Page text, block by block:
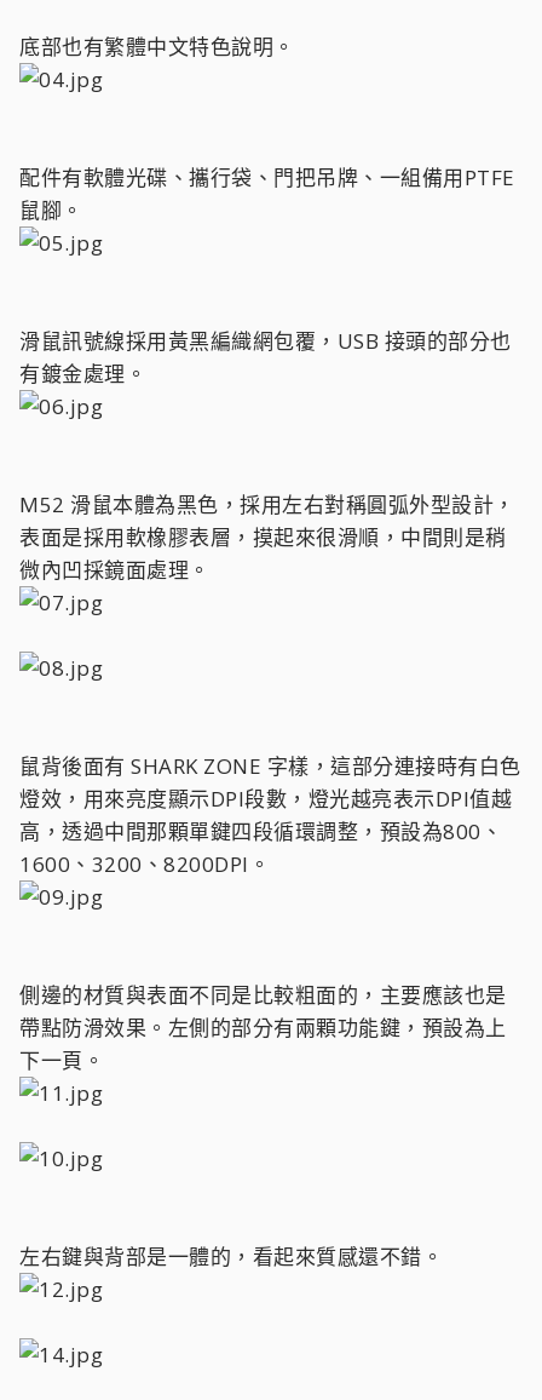
底部也有繁體中文特色說明。
配件有軟體光碟、攜行袋、門把吊牌、一組備用PTFE
鼠腳。
滑鼠訊號線採用黃黑編織網包覆，USB 接頭的部分也
有鍍金處理。
M52 滑鼠本體為黑色，採用左右對稱圓弧外型設計，
表面是採用軟橡膠表層，摸起來很滑順，中間則是稍
微內凹採鏡面處理。
鼠背後面有 SHARK ZONE 字樣，這部分連接時有白色
燈效，用來亮度顯示DPI段數，燈光越亮表示DPI值越
高，透過中間那顆單鍵四段循環調整，預設為800、
1600、3200、8200DPI。
側邊的材質與表面不同是比較粗面的，主要應該也是
帶點防滑效果。左側的部分有兩顆功能鍵，預設為上
下一頁。
左右鍵與背部是一體的，看起來質感還不錯。